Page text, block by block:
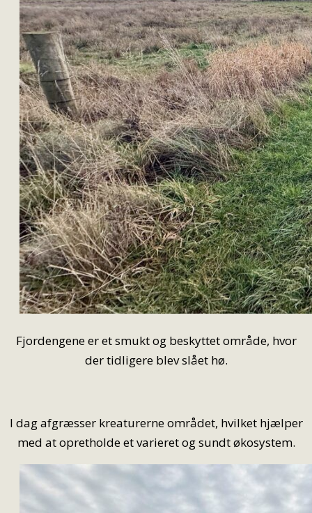
Fjordengene er et smukt og beskyttet område, hvor
der tidligere blev slået hø.
I dag afgræsser kreaturerne området, hvilket hjælper
med at opretholde et varieret og sundt økosystem.